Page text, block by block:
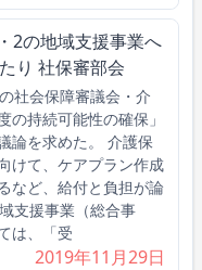
2の地域支援事業へ
り 社保審部会
社会保障審議会・介
の持続可能性の確保」
論を求めた。 介護保
けて、ケアプラン作成
など、給付と負担が論
支援事業（総合事
は、「受
2019年11月29日